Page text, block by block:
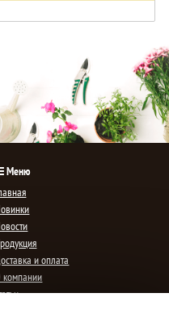
Меню
и оплата